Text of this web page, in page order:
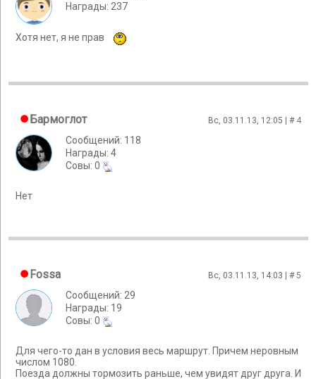
Награды: 237
Хотя нет, я не прав
Бармоглот Вс, 03.11.13, 12:05 | # 4
Сообщений: 118
Награды: 4
Cовы: 0
Нет
Fossa Вс, 03.11.13, 14:03 | #5
Сообщений: 29
Награды: 19
Cовы: 0
Для чего-то дан в условия весь маршрут. Причем неровным
числом 1080.
Поезда должны тормозить раньше, чем увидят друг друга. И